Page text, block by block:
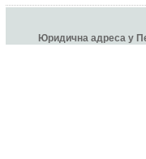
Юридична адреса у